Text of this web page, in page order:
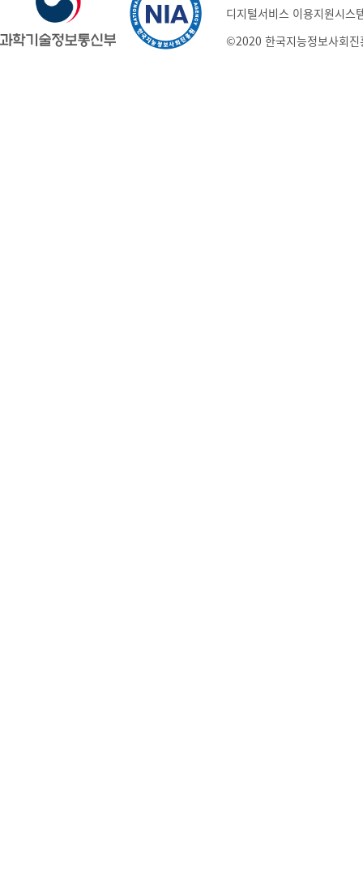
디지털서비스 이용지원시스
©2020 한국지능정보사회진